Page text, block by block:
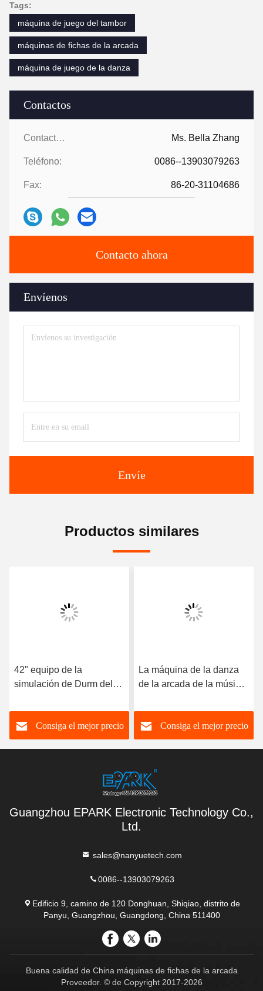
Contactos
Contactos: Ms. Bella Zhang
Teléfono: 0086--13903079263
Fax: 86-20-31104686
Contacto ahora
Envíenos
Envíe
Tags:
máquina de juego del tambor
máquinas de fichas de la arcada
máquina de juego de la danza
Productos similares
42" equipo de la
simulación de Durm del
juego de vídeo musical de
la generación del héroe
segundo del jazz
Consiga el mejor precio
La máquina de la danza
de la arcada de la música
tambor del golpe con toma
la función de la foto para
el centro comercial
Consiga el mejor precio
Guangzhou EPARK Electronic Technology Co.,
Ltd.
sales@nanyuetech.com
0086--13903079263
Edificio 9, camino de 120 Donghuan, Shiqiao, distrito de
Panyu, Guangzhou, Guangdong, China 511400
Buena calidad de China máquinas de fichas de la arcada
Proveedor. © de Copyright 2017-2026